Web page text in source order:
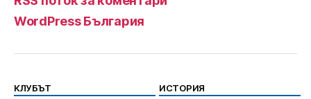
WordPress България
КЛУБЪТ ИСТОРИЯ